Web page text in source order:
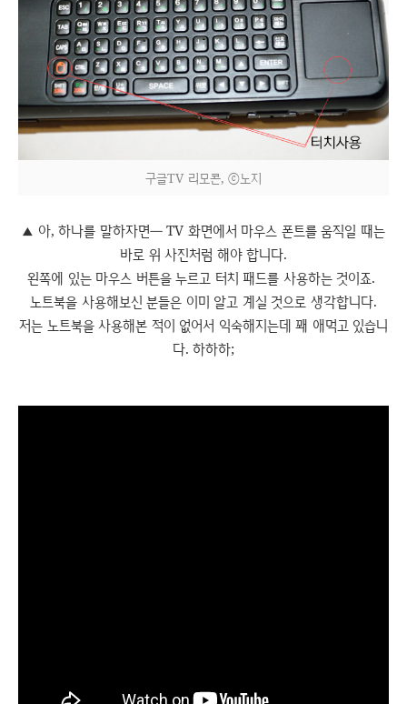
구글TV 리모콘, ⓒ노지
▲ 아, 하나를 말하자면― TV 화면에서 마우스 폰트를 움직일 때는
바로 위 사진처럼 해야 합니다.
왼쪽에 있는 마우스 버튼을 누르고 터치 패드를 사용하는 것이죠.
노트북을 사용해보신 분들은 이미 알고 계실 것으로 생각합니다.
저는 노트북을 사용해본 적이 없어서 익숙해지는데 꽤 애먹고 있습니
다. 하하하;